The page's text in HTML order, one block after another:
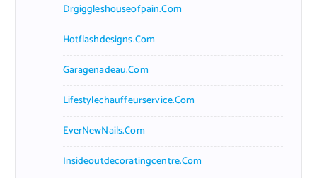
Drgiggleshouseofpain.com
Hotflashdesigns.com
Garagenadeau.com
Lifestylechauffeurservice.com
EverNewNails.com
Insideoutdecoratingcentre.com